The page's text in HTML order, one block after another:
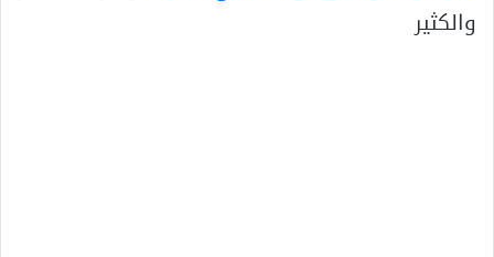
والكثير